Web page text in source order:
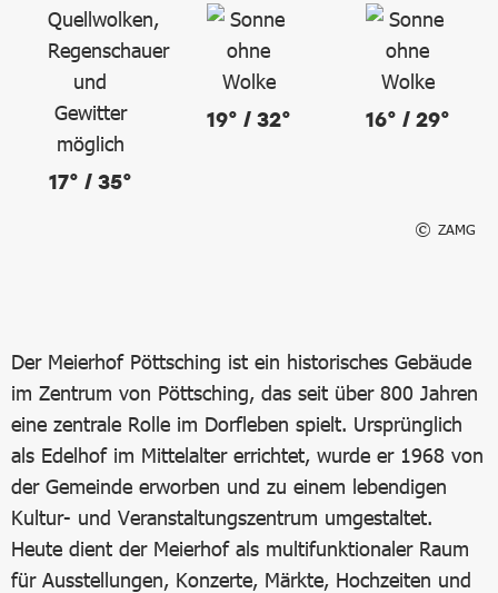
17° / 35°
19° / 32° 16° / 29°
ZAMG
Der Meierhof Pöttsching ist ein historisches Gebäude
im Zentrum von Pöttsching, das seit über 800 Jahren
eine zentrale Rolle im Dorfleben spielt. Ursprünglich
als Edelhof im Mittelalter errichtet, wurde er 1968 von
der Gemeinde erworben und zu einem lebendigen
Kultur- und Veranstaltungszentrum umgestaltet.
Heute dient der Meierhof als multifunktionaler Raum
für Ausstellungen, Konzerte, Märkte, Hochzeiten und